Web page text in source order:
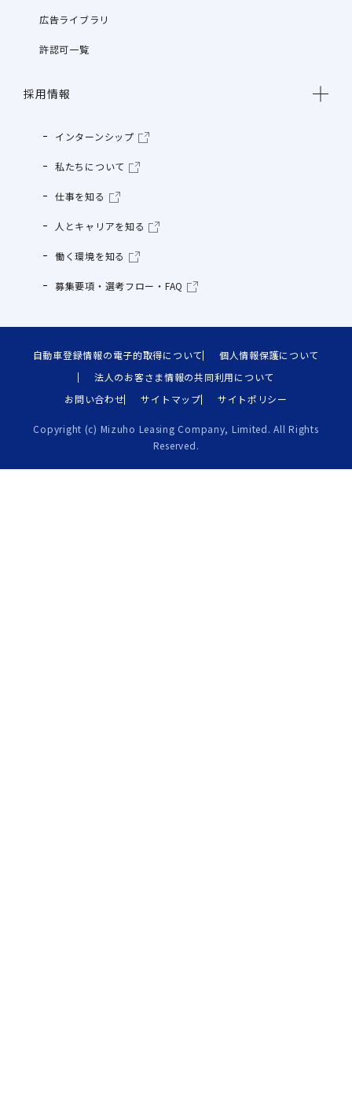
広告ライブラリ
許認可一覧
採用情報
インターンシップ
私たちについて
仕事を知る
人とキャリアを知る
働く環境を知る
募集要項・選考フロー・FAQ
自動車登録情報の電子的取得について
個人情報保護について
法人のお客さま情報の共同利用について
お問い合わせ
サイトマップ サイトポリシー
Copyright (c) Mizuho Leasing Company, Limited. All Rights
Reserved.